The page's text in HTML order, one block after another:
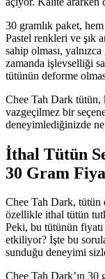
30 gramlık paket,
Pastel renkleri ve şık
sahip olması,
zamanda işlevselliği
tütünün deforme
Chee Tah Dark tütün,
vazgeçilmez bir
deneyimlediğinizde
İthal Tütün
30 Gram
Chee Tah Dark, tütün
özellikle ithal tütün
Peki, bu tütünün
etkiliyor? İşte bu
sunduğu deneyimi
Chee Tah Dark’ın 30